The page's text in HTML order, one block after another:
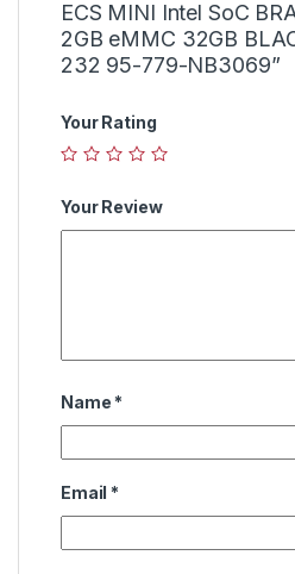
ECS MINI Intel SoC
2GB eMMC 32GB
232 95-779-NB3069”
Your Rating
Your Review
Name *
Email *